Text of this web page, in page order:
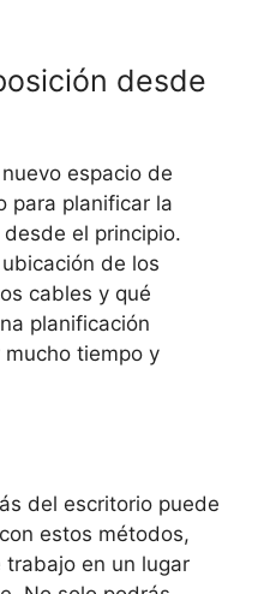
desde
espacio de
para planificar la
el principio.
de los
cables y qué
planificación
tiempo y
del escritorio puede
estos métodos,
en un lugar